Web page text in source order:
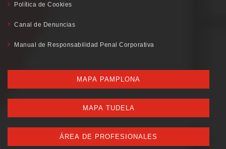
Política de Cookies
Canal de Denuncias
Manual de Responsabilidad Penal Corporativa
MAPA PAMPLONA
MAPA TUDELA
ÁREA DE PROFESIONALES